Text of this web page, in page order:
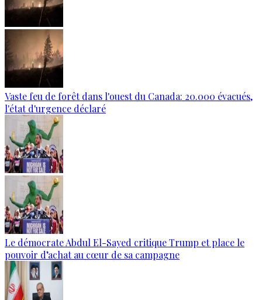
Vaste feu de forêt dans l'ouest du Canada: 20.000 évacués,
l'état d'urgence déclaré
Le démocrate Abdul El-Sayed critique Trump et place le
pouvoir d’achat au cœur de sa campagne